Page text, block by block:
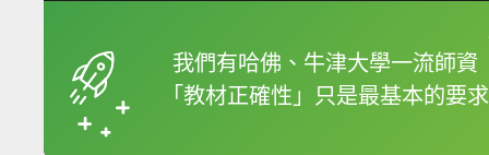
我們有哈佛、牛津大學一流師資
「教材正確性」只是最基本的要求
框選或點兩下字幕可